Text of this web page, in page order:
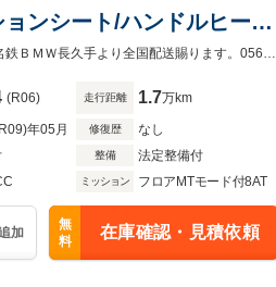
ンシート/ハンドルヒータ
古車
フィヨルドブルーレザー／ハーマンカードン／ハンドルヒーター／認定中古車名鉄ＢＭＷ長久手より全国配送賜ります。0561-65-0700までお気軽にお問合せ願います。
(R06) 走行距離 1.7万km
年05月 修復歴 なし
整備 法定整備付
ミッション フロアMTモード付8AT
加
無
料
在庫確認・見積依頼